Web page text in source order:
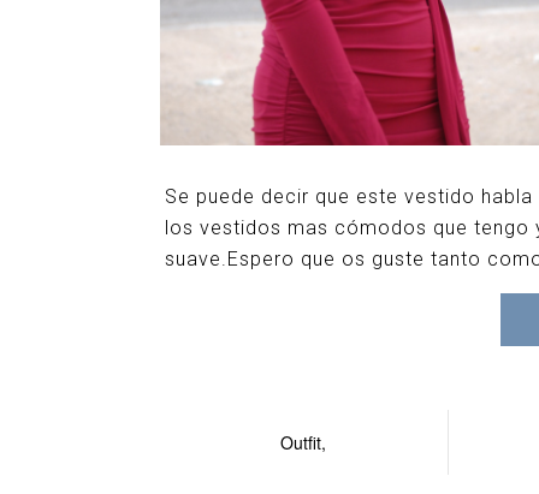
Se puede decir que este vestido
los vestidos mas cómodos que
suave.Espero que os guste tanto
Outfit,